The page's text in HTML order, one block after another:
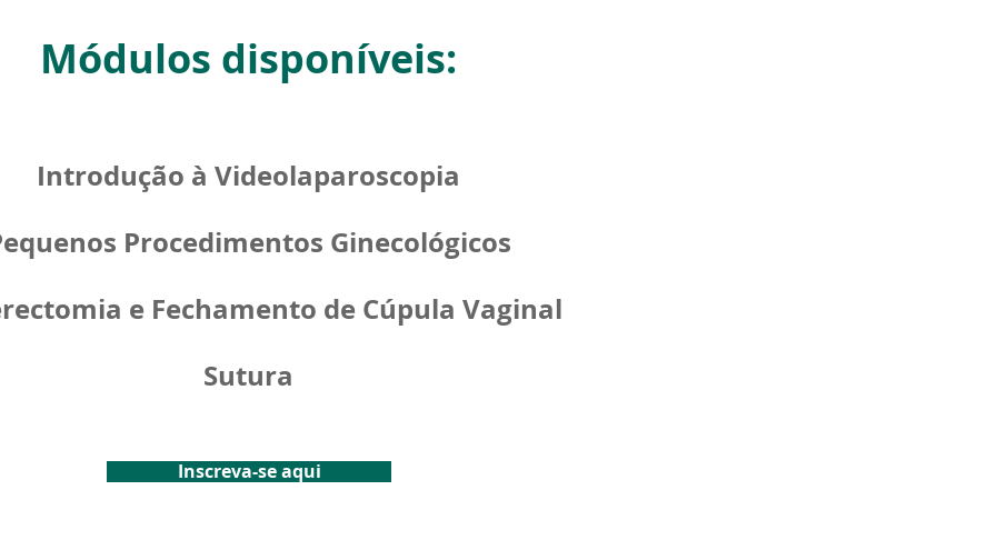
Módulos disponíveis:
Introdução à Videolaparoscopia
Procedimentos Ginecológicos
e Fechamento de Cúpula Vaginal
Sutura
Inscreva-se aqui